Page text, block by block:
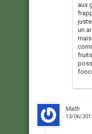
aux
un
Math
13/06/